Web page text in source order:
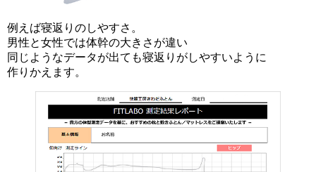
例えば寝返りのしやすさ。
男性と女性では体幹の大きさが違い
同じようなデータが出ても寝返りがしやすいように
作りかえます。